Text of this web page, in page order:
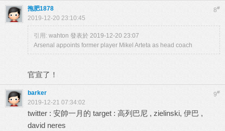
8#
拖肥1878
2019-12-20 23:10:45
引用: wahton 發表於 2019-12-20 23:07
Arsenal appoints former player Mikel Arteta as head coach
官宣了！
9#
barker
2019-12-21 07:34:02
twitter : 安帥一月的 target : 高列巴尼 , zielinski, 伊巴 ,
david neres